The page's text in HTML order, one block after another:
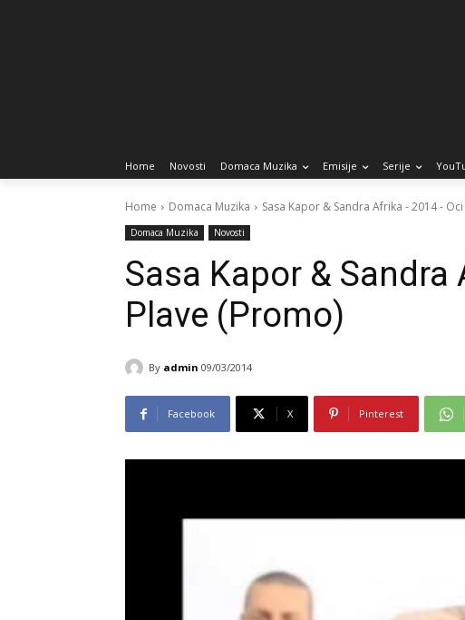
Home Novosti Domaca Muzika Emisije Serije
Home Domaca Muzika Sasa Kapor & Sandra Afrika - 2014 -
Domaca Muzika Novosti
Sasa Kapor &
Plave (Promo)
By admin 09/03/2014
Facebook X Pinterest